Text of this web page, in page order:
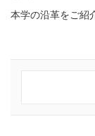
本学の沿革をご紹